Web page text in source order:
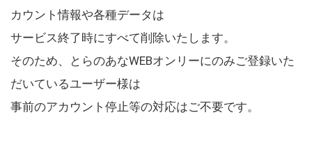
カウント情報や各種データは
サービス終了時にすべて削除いたします。
そのため、とらのあなWEBオンリーにのみご登録いた
だいているユーザー様は
事前のアカウント停止等の対応はご不要です。